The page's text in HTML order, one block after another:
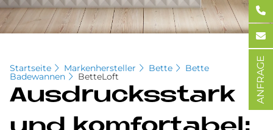
Startseite Markenhersteller Bette Bette
Badewannen BetteLoft
Aus­drucks­stark
ANFRAGE